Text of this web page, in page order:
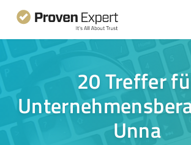
20 Treffer
Unna